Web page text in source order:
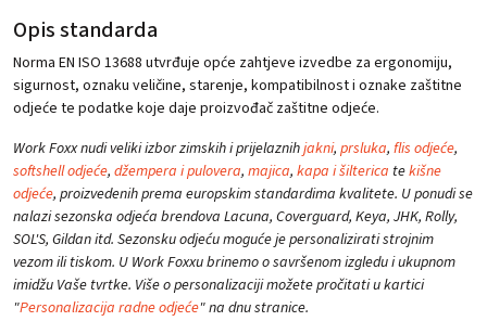
Opis standarda
Norma EN ISO 13688 utvrđuje opće zahtjeve izvedbe za ergonomiju,
sigurnost, oznaku veličine, starenje, kompatibilnost i oznake zaštitne
odjeće te podatke koje daje proizvođač zaštitne odjeće.
Work Foxx nudi veliki izbor zimskih i prijelaznihjakni, prsluka, flis odjeće,
softshell odjeće, džempera i pulovera, majica, kapa i šilterica tekišne
odjeće, proizvedenih prema europskim standardima kvalitete. U ponudi se
nalazi sezonska odjeća brendova Lacuna, Coverguard, Keya, JHK, Rolly,
SOL'S, Gildan itd. Sezonsku odjeću moguće je personalizirati strojnim
vezom ili tiskom. U Work Foxxu brinemo o savršenom izgledu i ukupnom
imidžu Vaše tvrtke. Više o personalizaciji možete pročitati u kartici
"Personalizacija radne odjeće" na dnu stranice.